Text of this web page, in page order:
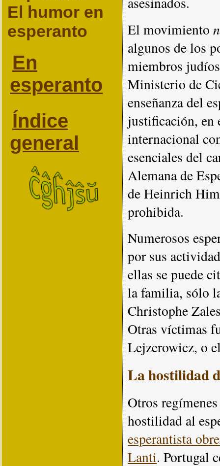
El humor en
esperanto
En
esperanto
Índice
general
El movimiento
algunos de los
miembros
Ministerio de
enseñanza del
justificación, en
internacional
esenciales del
Alemana de
de Heinrich
prohibida.
Numerosos
por sus
ellas se puede
la familia, sólo
Christophe
Otras víctimas
Lejzerowicz, o
La hostilidad
Otros
hostilidad al
esperantista
Lanti. Portugal